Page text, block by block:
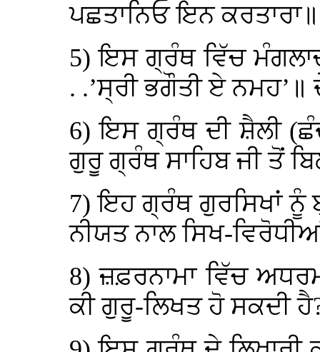
ਪਛਤਾਨਿਓ ਇਨ
5) ਇਸ ਗ੍ਰੰਥ ਵਿੱਚ
. .’ਸ੍ਰੀ ਭਗੌਤੀ ਏ
6) ਇਸ ਗ੍ਰੰਥ ਦੀ ਸ਼ੈਲੀ
ਗੁਰੂ ਗ੍ਰੰਥ ਸਾਹਿਬ ਜੀ ਤੋਂ
7) ਇਹ ਗ੍ਰੰਥ ਗੁਰਸਿਖਾਂ ਨੂੰ
ਨੀਯਤ ਨਾਲ ਸਿਖ-
8) ਜ਼ਫ਼ਰਨਾਮਾ ਵਿੱਚ
ਕੀ ਗੁਰੂ-ਲਿਖਤ ਹੋ ਸਕਦੀ